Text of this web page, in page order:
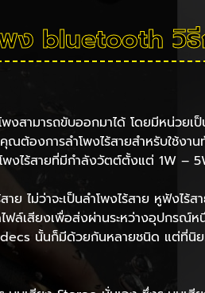
ง bluetooth วิธี
งสามารถขับออกมาได้ โดยมีหน่วย
ณต้องการลำโพงไร้สายสำหรับใช้
งไร้สายที่มีกำลังวัตต์ตั้งแต่ 1W –
ไม่ว่าจะเป็นลำโพงไร้สาย หูฟังไร้
ฟล์เสียงเพื่อส่งผ่านระหว่างอุปกร
นั้นก็มีด้วยกันหลายชนิด แต่ที่นิ